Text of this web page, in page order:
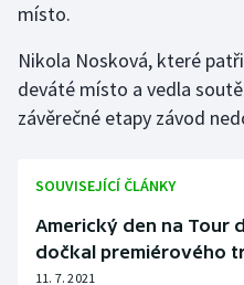
Parasport
Plážový volejbal
Ragby
místo.
Nikola Nosková, které
deváté místo a vedla
závěrečné etapy závod
SOUVISEJÍCÍ ČLÁNKY
Americký den na Tour
dočkal premiérového
11. 7. 2021